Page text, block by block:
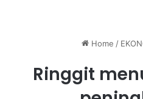
Home /
Ringgit